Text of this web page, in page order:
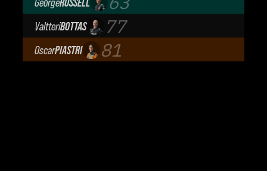
Mercedes-AMG Petronas F1 Team
ValtteriBOTTAS 77
Cadillac Formula 1 Team
OscarPIASTRI 81